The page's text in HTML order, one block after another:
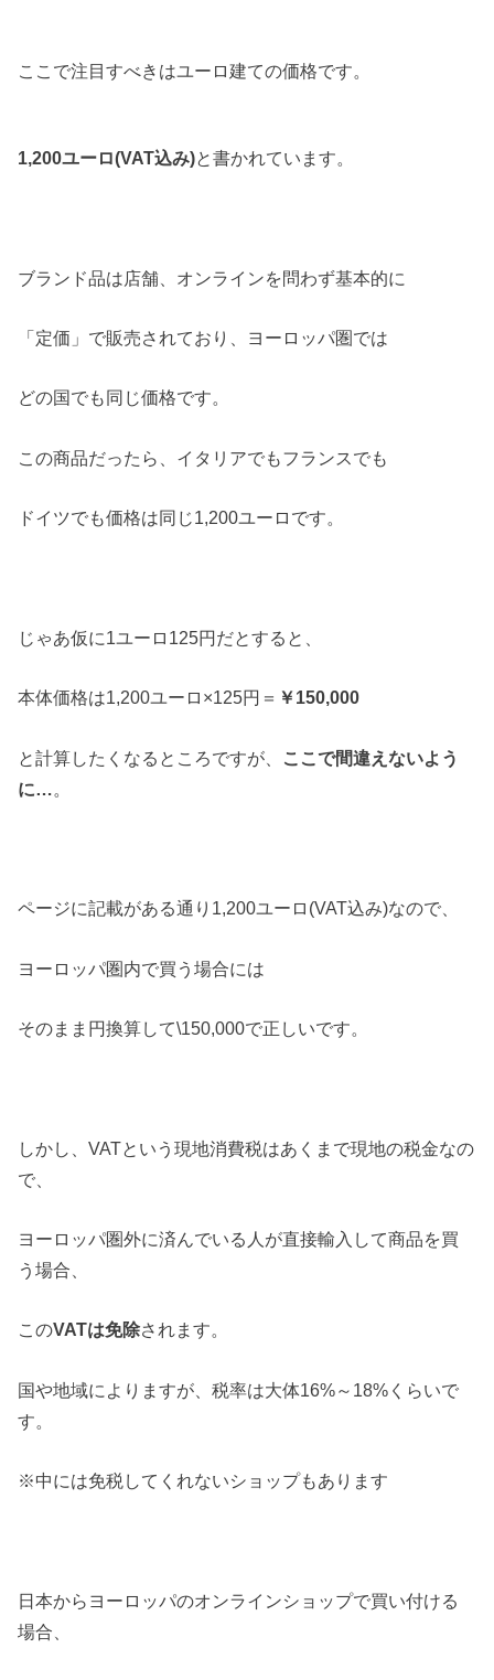
ここで注目すべきはユーロ建ての価格です。
1,200ユーロ(VAT込み)と書かれています。
ブランド品は店舗、オンラインを問わず基本的に
「定価」で販売されており、ヨーロッパ圏では
どの国でも同じ価格です。
この商品だったら、イタリアでもフランスでも
ドイツでも価格は同じ1,200ユーロです。
じゃあ仮に1ユーロ125円だとすると、
本体価格は1,200ユーロ×125円＝ ￥150,000
と計算したくなるところですが、 ここで間違えないよう
に…
ページに記載がある通り1,200ユーロ(VAT込み)なので、
ヨーロッパ圏内で買う場合には
そのまま円換算して\150,000で正しいです。
しかし、VATという現地消費税はあくまで現地の税金なの
で、
ヨーロッパ圏外に済んでいる人が直接輸入して商品を買
う場合、
このVATは免除されます。
国や地域によりますが、税率は大体16%～18%くらいで
す。
※中には免税してくれないショップもあります
日本からヨーロッパのオンラインショップで買い付ける
場合、